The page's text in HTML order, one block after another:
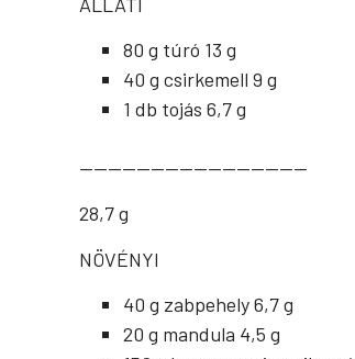
80 g túró 13 g
40 g csirkemell 9 g
1 db tojás 6,7 g
————————————————
28,7 g
NÖVÉNYI
40 g zabpehely6,7 g
20 g mandula 4,5 g